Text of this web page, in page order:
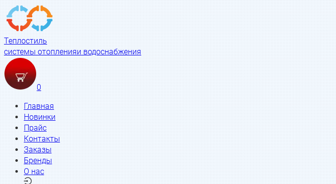
Теплостиль
системы отопленияи водоснабжения
0
Главная
Новинки
Прайс
Контакты
Заказы
Бренды
О нас